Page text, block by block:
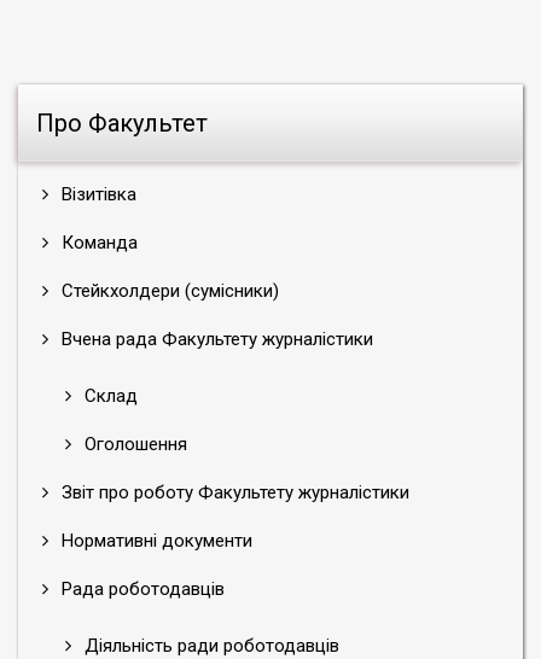
Про Факультет
Візитівка
Команда
Стейкхолдери (сумісники)
Вчена рада Факультету журналістики
Склад
Оголошення
Звіт про роботу Факультету журналістики
Нормативні документи
Рада роботодавців
Діяльність ради роботодавців